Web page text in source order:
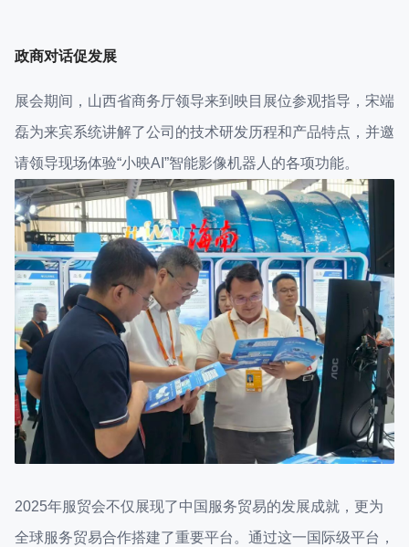
政商对话促发展
展会期间，山西省商务厅领导来到映目展位参观指导，宋端
磊为来宾系统讲解了公司的技术研发历程和产品特点，并邀
请领导现场体验“小映AI”智能影像机器人的各项功能。
2025年服贸会不仅展现了中国服务贸易的发展成就，更为
全球服务贸易合作搭建了重要平台。通过这一国际级平台，